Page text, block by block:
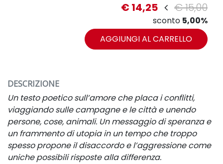
€ 14,25 € 15,00
sconto 5,00%
AGGIUNGI AL CARRELLO
DESCRIZIONE
Un testo poeticosull’amore che placa i conflitti,
viaggiando sulle campagne e le cittàe unendo
persone, cose, animali. Un messaggio di speranza e
un frammento di utopia in un tempo che troppo
spessopropone il disaccordo e l’aggressione come
uniche possibili risposte alla differenza.